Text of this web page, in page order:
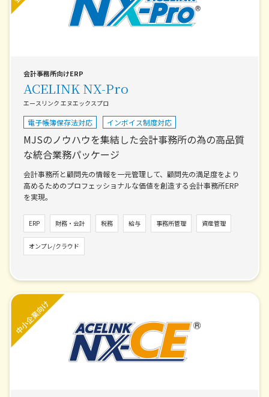
会計事務所向けERP
ACELINK NX-Pro
エースリンク エヌエックスプロ
電子帳簿保存法対応 インボイス制度対応
MJSのノウハウを集結した会計事務所の為の高品質
な統合業務パッケージ
会計事務所と顧問先の情報を一元管理して、顧問先の満足度をより
高めるためのプロフェッショナルな価値を創造する会計事務所ERP
を実現。
ERP 財務・会計 税務 給与 事務所管理 資産管理
オンプレ/クラウド